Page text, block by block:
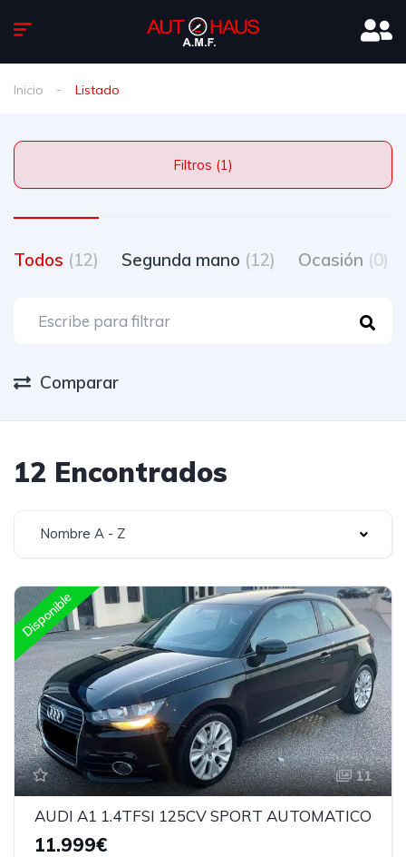
Inicio Listado
Filtros (1)
Todos (12) Segunda mano (12) Ocasión (0)
Comparar
12 Encontrados
Nombre A - Z
Disponible
11
AUDI A1 1.4TFSI 125CV SPORT AUTOMATICO
11.999€